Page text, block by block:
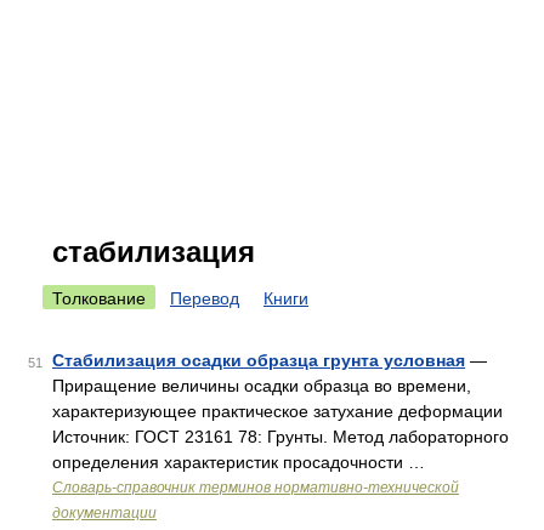
стабилизация
Толкование Перевод Книги
51 Стабилизация осадки образца грунта условная —
Приращение величины осадки образца во времени,
характеризующее практическое затухание деформации
Источник: ГОСТ 23161 78: Грунты. Метод лабораторного
определения характеристик просадочности …
Словарь-справочник терминов нормативно-технической
документации